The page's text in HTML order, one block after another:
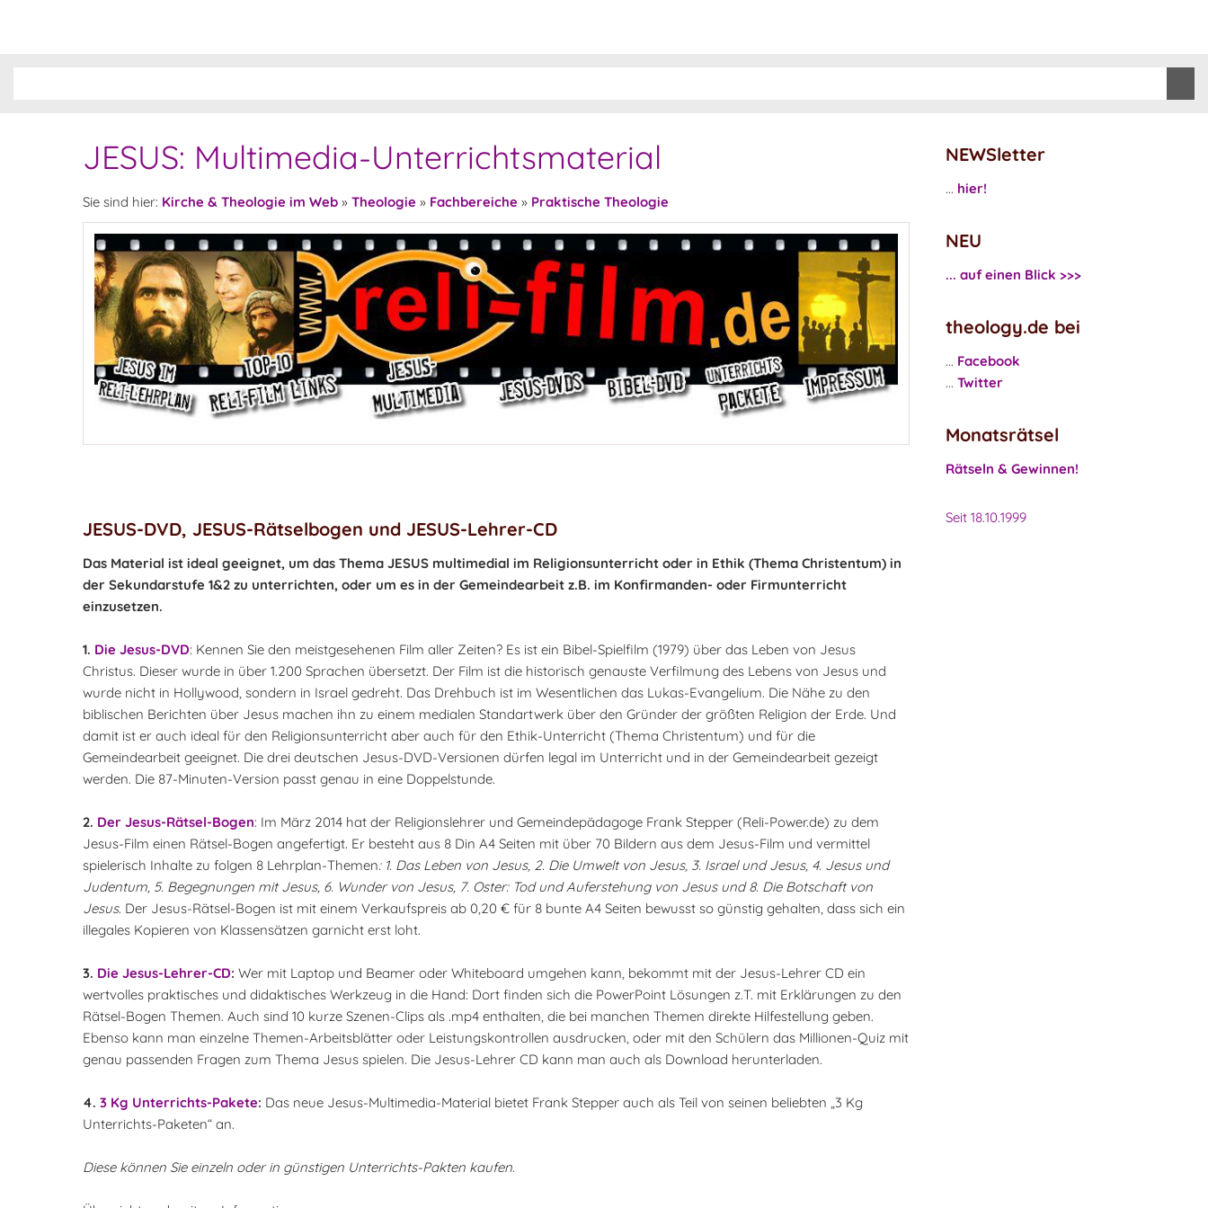
JESUS: Multimedia-Unterrichtsmaterial
Sie sind hier: Kirche & Theologie im Web » Theologie » Fachbereiche » Praktische Theologie
JESUS-DVD, JESUS-Rätselbogen und JESUS-Lehrer-CD
Das Material ist ideal geeignet, um das Thema JESUS multimedial im Religionsunterricht oder in Ethik (Thema Christentum) in
der Sekundarstufe 1&2 zu unterrichten, oder um es in der Gemeindearbeit z.B. im Konfirmanden- oder Firmunterricht
einzusetzen.
1. Die Jesus-DVD: Kennen Sie den meistgesehenen Film aller Zeiten? Es ist ein Bibel-Spielfilm (1979) über das Leben von Jesus
Christus. Dieser wurde in über 1.200 Sprachen übersetzt. Der Film ist die historisch genauste Verfilmung des Lebens von Jesus und
wurde nicht in Hollywood, sondern in Israel gedreht. Das Drehbuch ist im Wesentlichen das Lukas-Evangelium. Die Nähe zu den
biblischen Berichten über Jesus machen ihn zu einem medialen Standartwerk über den Gründer der größten Religion der Erde. Und
damit ist er auch ideal für den Religionsunterricht aber auch für den Ethik-Unterricht (Thema Christentum) und für die
Gemeindearbeit geeignet. Die drei deutschen Jesus-DVD-Versionen dürfen legal im Unterricht und in der Gemeindearbeit gezeigt
werden. Die 87-Minuten-Version passt genau in eine Doppelstunde.
2. Der Jesus-Rätsel-Bogen: Im März 2014 hat der Religionslehrer und Gemeindepädagoge Frank Stepper (Reli-Power.de) zu dem
Jesus-Film einen Rätsel-Bogen angefertigt. Er besteht aus 8 Din A4 Seiten mit über 70 Bildern aus dem Jesus-Film und vermittel
spielerisch Inhalte zu folgen 8 Lehrplan-Themen: 1. Das Leben von Jesus, 2. Die Umwelt von Jesus, 3. Israel und Jesus, 4. Jesus und
Judentum, 5. Begegnungen mit Jesus, 6. Wunder von Jesus, 7. Oster: Tod und Auferstehung von Jesus und 8. Die Botschaft von
Jesus. Der Jesus-Rätsel-Bogen ist mit einem Verkaufspreis ab 0,20 € für 8 bunte A4 Seiten bewusst so günstig gehalten, dass sich ein
illegales Kopieren von Klassensätzen garnicht erst loht.
3. Die Jesus-Lehrer-CD: Wer mit Laptop und Beamer oder Whiteboard umgehen kann, bekommt mit der Jesus-Lehrer CD ein
wertvolles praktisches und didaktisches Werkzeug in die Hand: Dort finden sich die PowerPoint Lösungen z.T. mit Erklärungen zu den
Rätsel-Bogen Themen. Auch sind 10 kurze Szenen-Clips als .mp4 enthalten, die bei manchen Themen direkte Hilfestellung geben.
Ebenso kann man einzelne Themen-Arbeitsblätter oder Leistungskontrollen ausdrucken, oder mit den Schülern das Millionen-Quiz mit
genau passenden Fragen zum Thema Jesus spielen. Die Jesus-Lehrer CD kann man auch als Download herunterladen.
4. 3 Kg Unterrichts-Pakete: Das neue Jesus-Multimedia-Material bietet Frank Stepper auch als Teil von seinen beliebten „3 Kg
Unterrichts-Paketen“ an.
Diese können Sie einzeln oder in günstigen Unterrichts-Pakten kaufen.
NEWSletter
... hier!
NEU
... auf einen Blick >>>
theology.de bei
... Facebook
... Twitter
Monatsrätsel
Rätseln & Gewinnen!
Seit 18.10.1999